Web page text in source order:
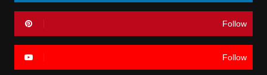
Follow
Follow